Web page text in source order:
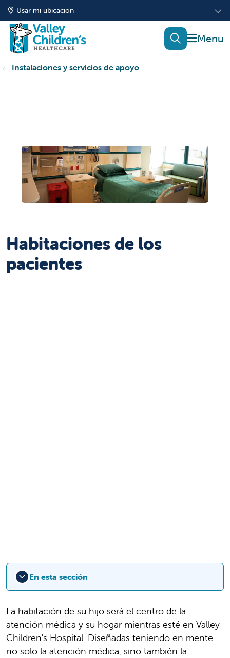
Usar mi ubicación
mostrar
buscar
Instalaciones y servicios de apoyo
Habitaciones de los
pacientes
En esta sección
La habitación de su hijo será el centro de la
atención médica y su hogar mientras esté en Valley
Children's Hospital. Diseñadas teniendo en mente
no solo la atención médica, sino también la